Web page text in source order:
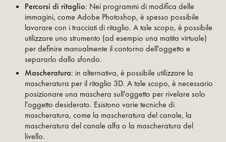
Percorsi di ritaglio: Nei programmi di modifica delle
immagini, come Adobe Photoshop, è spesso possibile
lavorare con i tracciati di ritaglio. A tale scopo, è possibile
utilizzare uno strumento (ad esempio una matita virtuale)
per definire manualmente il contorno dell'oggetto e
separarlo dallo sfondo.
Mascheratura: in alternativa, è possibile utilizzare la
mascheratura per il ritaglio 3D. A tale scopo, è necessario
posizionare una maschera sull'oggetto per rivelare solo
l'oggetto desiderato. Esistono varie tecniche di
mascheratura, come la mascheratura del canale, la
mascheratura del canale alfa o la mascheratura del
livello.